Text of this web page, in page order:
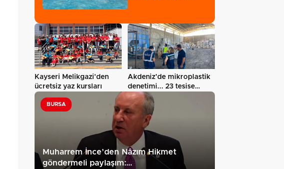
Kayseri Melikgazi'den
ücretsiz yaz kursları
Akdeniz’de mikroplastik
denetimi... 23 tesise
47,6…
BURSA
Muharrem İnce’den Nâzım Hikmet
göndermeli paylaşım:…